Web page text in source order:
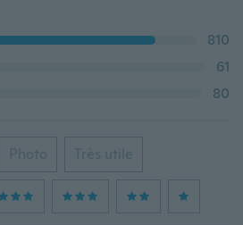
810
61
80
Photo Très utile